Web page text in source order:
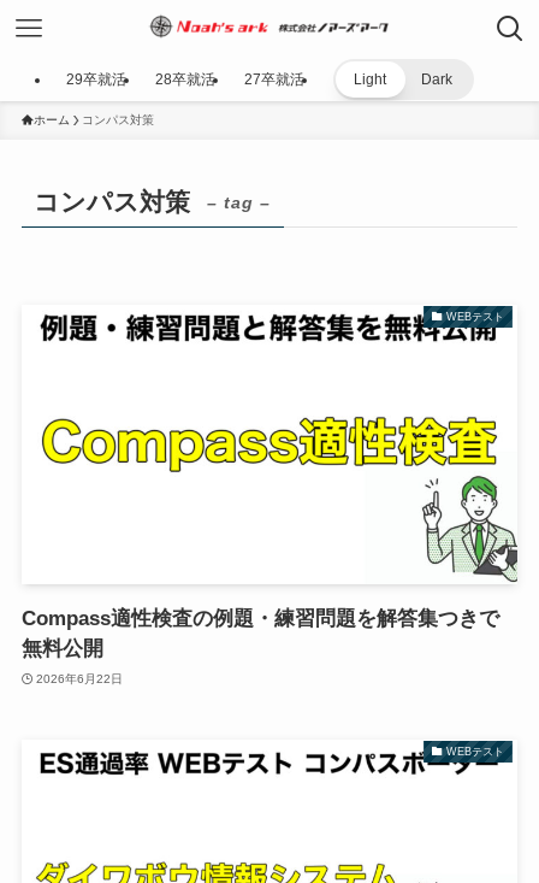
29卒就活 28卒就活 27卒就活 Light Dark
ホーム コンパス対策
コンパス対策 – tag –
WEBテスト
Compass適性検査の例題・練習問題を解答集つきで
無料公開
2026年6月22日
WEBテスト